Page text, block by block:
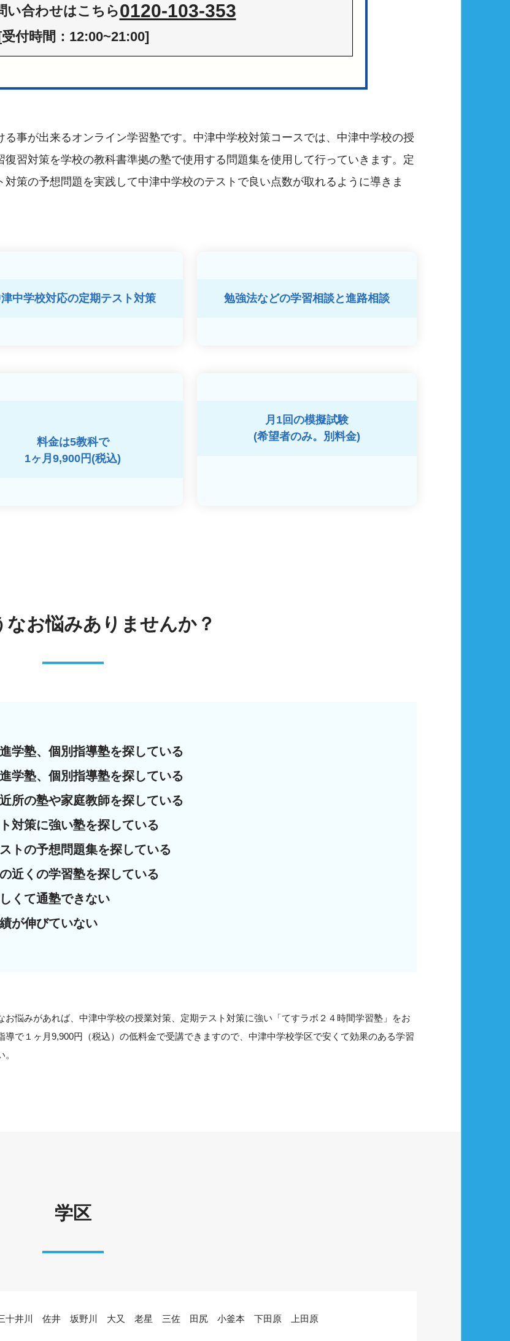
い合わせはこちら0120-103-353
付時間：12:00~21:00]
事が出来るオンライン学習塾です。中津中学校対策コースでは、中津中学校の授
習対策を学校の教科書準拠の塾で使用する問題集を使用して行っていきます。定
策の予想問題を実践して中津中学校のテストで良い点数が取れるように導きま
中学校対応の定期テスト対策 勉強法などの学習相談と進路相談
料金は5教科で
1ヶ月9,900円(税込)
月1回の模擬試験
(希望者のみ。別料金)
なお悩みありませんか？
学塾、個別指導塾を探している
学塾、個別指導塾を探している
所の塾や家庭教師を探している
対策に強い塾を探している
トの予想問題集を探している
近くの学習塾を探している
くて通塾できない
が伸びていない
悩みがあれば、中津中学校の授業対策、定期テスト対策に強い「てすラボ２４時間学習塾」をお
で１ヶ月9,900円（税込）の低料金で受講できますので、中津中学校学区で安くて効果のある学習
学区
十井川 佐井 坂野川 大又 老星 三佐 田尻 小釜本 下田原 上田原